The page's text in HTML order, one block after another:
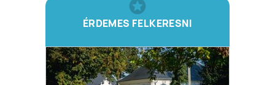
ÉRDEMES FELKERESNI